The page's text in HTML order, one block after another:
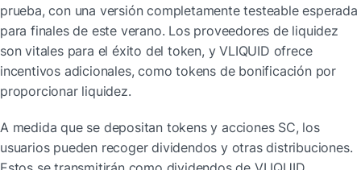
prueba, con una versión completamente testeable esperada
para finales de este verano. Los proveedores de liquidez
son vitales para el éxito del token, y VLIQUID ofrece
incentivos adicionales, como tokens de bonificación por
proporcionar liquidez.
A medida que se depositan tokens y acciones SC, los
usuarios pueden recoger dividendos y otras distribuciones.